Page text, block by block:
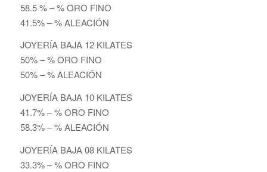
58.5 % – % ORO FINO
41.5% – % ALEACIÓN
JOYERÍA BAJA 12 KILATES
50% – % ORO FINO
50% – % ALEACIÓN
JOYERÍA BAJA 10 KILATES
41.7% – % ORO FINO
58.3% – % ALEACIÓN
JOYERÍA BAJA 08 KILATES
33.3% – % ORO FINO